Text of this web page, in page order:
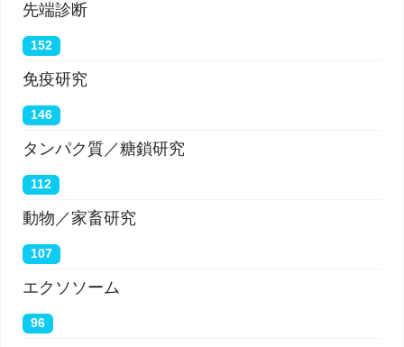
先端診断
152
免疫研究
146
タンパク質／糖鎖研究
112
動物／家畜研究
107
エクソソーム
96